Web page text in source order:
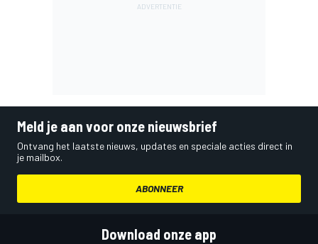
Meld je aan voor onze nieuwsbrief
Ontvang het laatste nieuws, updates en speciale acties direct in
je mailbox.
ABONNEER
Download onze app